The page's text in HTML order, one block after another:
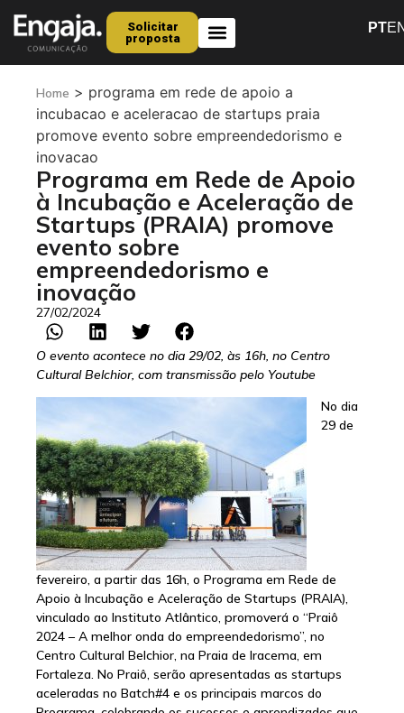
Solicitar
proposta
PT
Home > programa em rede de apoio a
incubacao e aceleracao de startups praia
promove evento sobre empreendedorismo e
inovacao
Programa em Rede de Apoio
à Incubação e Aceleração de
Startups (PRAIA) promove
evento sobre
empreendedorismo e
inovação
27/02/2024
O evento acontece no dia 29/02, às 16h, no Centro
Cultural Belchior, com transmissão pelo Youtube
No dia
29 de
fevereiro, a partir das 16h, o Programa em Rede de
Apoio à Incubação e Aceleração de Startups (PRAIA),
vinculado ao Instituto Atlântico, promoverá o “Praiô
2024 – A melhor onda do empreendedorismo”, no
Centro Cultural Belchior, na Praia de Iracema, em
Fortaleza. No Praiô, serão apresentadas as startups
aceleradas no Batch#4 e os principais marcos do